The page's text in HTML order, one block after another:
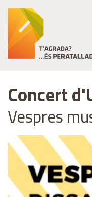
Concert
Vespres